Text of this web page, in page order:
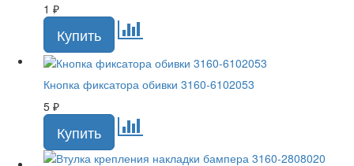
1 ₽
Кнопка фиксатора обивки 3160-6102053
5 ₽